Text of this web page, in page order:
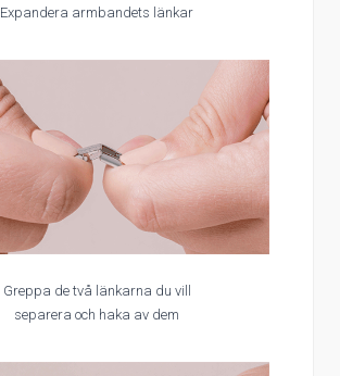
Expandera armbandets länkar
Greppa de två länkarna du vill
separera och haka av dem